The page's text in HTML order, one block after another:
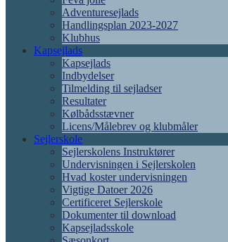
Adventuresejlads
Handlingsplan 2023-2027
Klubhus
Kapsejlads
Kapsejlads
Indbydelser
Tilmelding til sejladser
Resultater
Kølbådsstævner
Licens/Målebrev og klubmåler
Sejlerskole
Sejlerskolens Instruktører
Undervisningen i Sejlerskolen
Hvad koster undervisningen
Vigtige Datoer 2026
Certificeret Sejlerskole
Dokumenter til download
Kapsejladsskole